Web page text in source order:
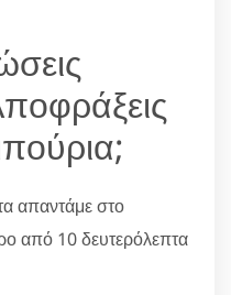
απαντάμε στο
από 10 δευτερόλεπτα